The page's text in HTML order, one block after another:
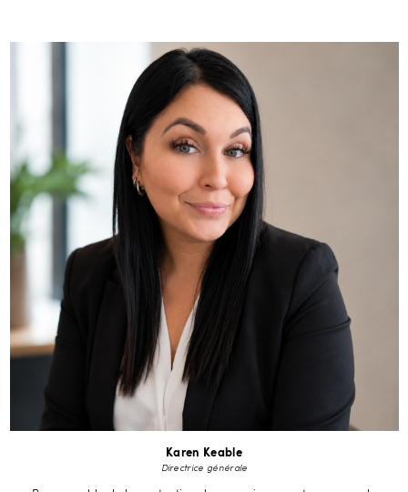
Karen Keable
Directrice générale